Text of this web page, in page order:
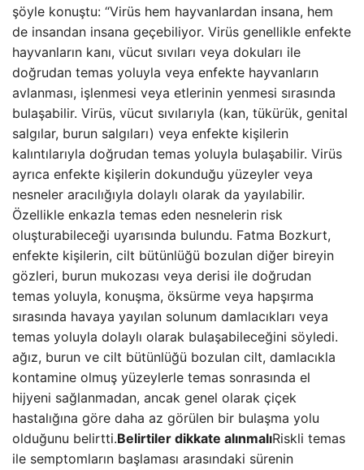
şöyle konuştu: “Virüs hem hayvanlardan insana, hem
de insandan insana geçebiliyor. Virüs genellikle enfekte
hayvanların kanı, vücut sıvıları veya dokuları ile
doğrudan temas yoluyla veya enfekte hayvanların
avlanması, işlenmesi veya etlerinin yenmesi sırasında
bulaşabilir. Virüs, vücut sıvılarıyla (kan, tükürük, genital
salgılar, burun salgıları) veya enfekte kişilerin
kalıntılarıyla doğrudan temas yoluyla bulaşabilir. Virüs
ayrıca enfekte kişilerin dokunduğu yüzeyler veya
nesneler aracılığıyla dolaylı olarak da yayılabilir.
Özellikle enkazla temas eden nesnelerin risk
oluşturabileceği uyarısında bulundu. Fatma Bozkurt,
enfekte kişilerin, cilt bütünlüğü bozulan diğer bireyin
gözleri, burun mukozası veya derisi ile doğrudan
temas yoluyla, konuşma, öksürme veya hapşırma
sırasında havaya yayılan solunum damlacıkları veya
temas yoluyla dolaylı olarak bulaşabileceğini söyledi.
ağız, burun ve cilt bütünlüğü bozulan cilt, damlacıkla
kontamine olmuş yüzeylerle temas sonrasında el
hijyeni sağlanmadan, ancak genel olarak çiçek
hastalığına göre daha az görülen bir bulaşma yolu
olduğunu belirtti.Belirtiler dikkate alınmalıRiskli temas
ile semptomların başlaması arasındaki sürenin